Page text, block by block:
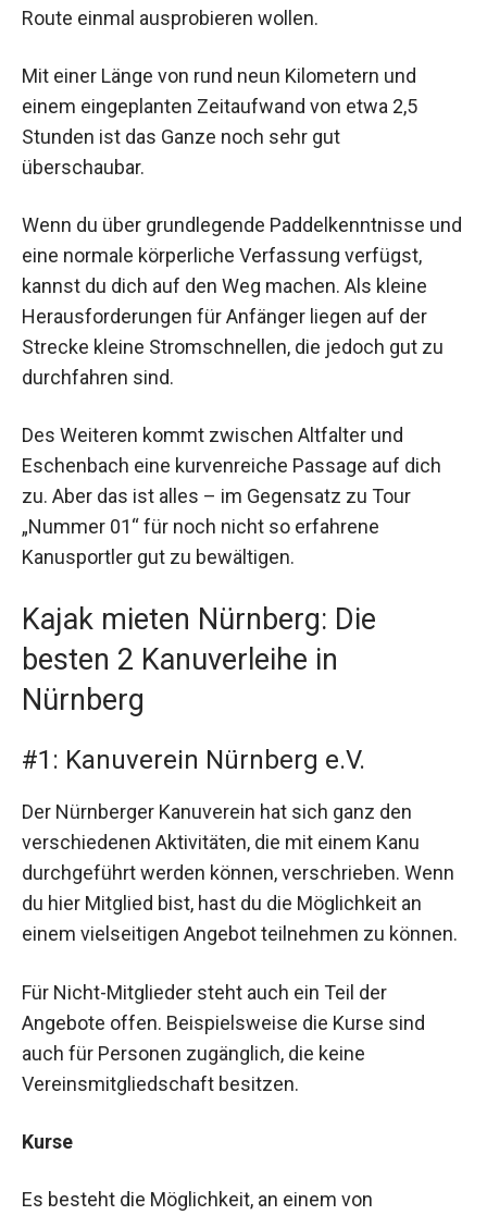
Route einmal ausprobieren wollen.
Mit einer Länge von rund neun Kilometern und
einem eingeplanten Zeitaufwand von etwa 2,5
Stunden ist das Ganze noch sehr gut
überschaubar.
Wenn du über grundlegende Paddelkenntnisse und
eine normale körperliche Verfassung verfügst,
kannst du dich auf den Weg machen. Als kleine
Herausforderungen für Anfänger liegen auf der
Strecke kleine Stromschnellen, die jedoch gut zu
durchfahren sind.
Des Weiteren kommt zwischen Altfalter und
Eschenbach eine kurvenreiche Passage auf dich
zu. Aber das ist alles – im Gegensatz zu Tour
„Nummer 01“ für noch nicht so erfahrene
Kanusportler gut zu bewältigen.
Kajak mieten Nürnberg: Die
besten 2 Kanuverleihe in
Nürnberg
#1: Kanuverein Nürnberg e.V.
Der Nürnberger Kanuverein hat sich ganz den
verschiedenen Aktivitäten, die mit einem Kanu
durchgeführt werden können, verschrieben. Wenn
du hier Mitglied bist, hast du die Möglichkeit an
einem vielseitigen Angebot teilnehmen zu können.
Für Nicht-Mitglieder steht auch ein Teil der
Angebote offen. Beispielsweise die Kurse sind
auch für Personen zugänglich, die keine
Vereinsmitgliedschaft besitzen.
Kurse
Es besteht die Möglichkeit, an einem von